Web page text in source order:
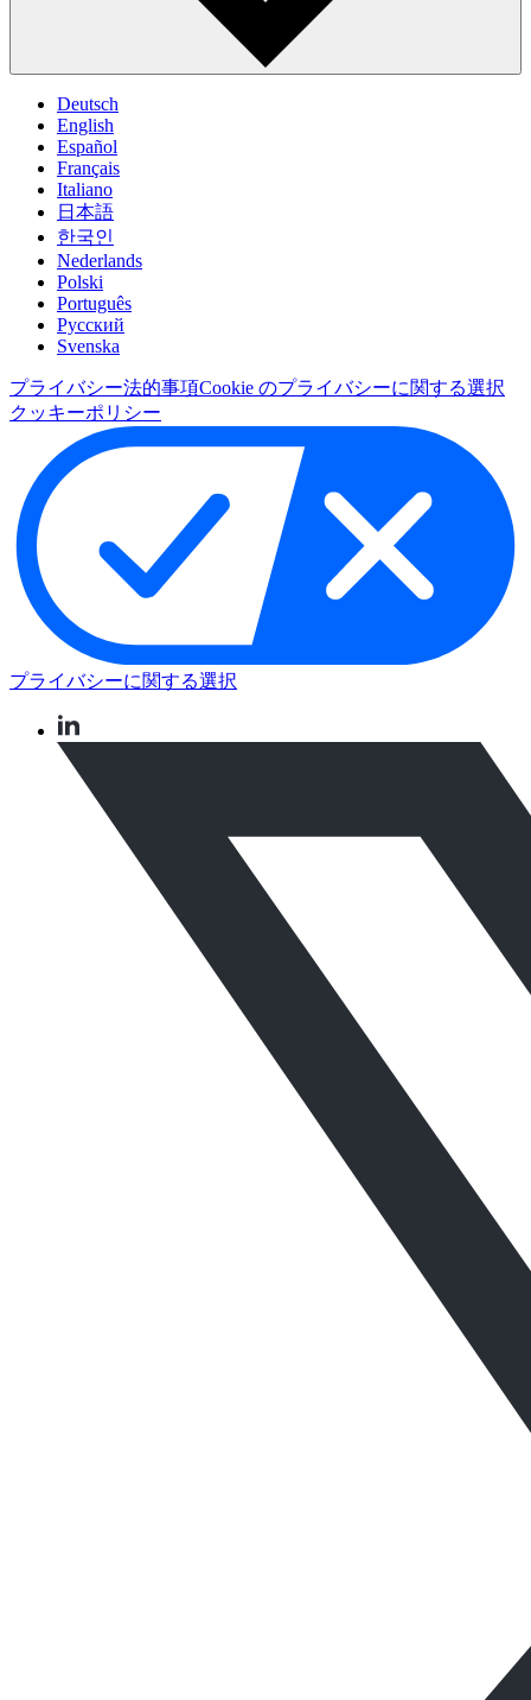
Deutsch
English
Español
Français
Italiano
日本語
한국인
Nederlands
Polski
Português
Pусский
Svenska
プライバシー法的事項Cookie のプライバシーに関する選択
クッキーポリシー
プライバシーに関する選択